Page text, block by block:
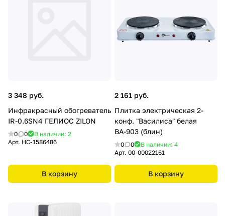
3 348 руб.
Инфракрасный обогреватель
IR-0.6SN4 ГЕЛИОС ZILON
0 0
В наличии: 2
Арт. НС-1586486
В корзину
2 161 руб.
Плитка электрическая 2-
конф. "Василиса" белая
ВА-903 (блин)
0 0
В наличии: 4
Арт. 00-00022161
В корзину